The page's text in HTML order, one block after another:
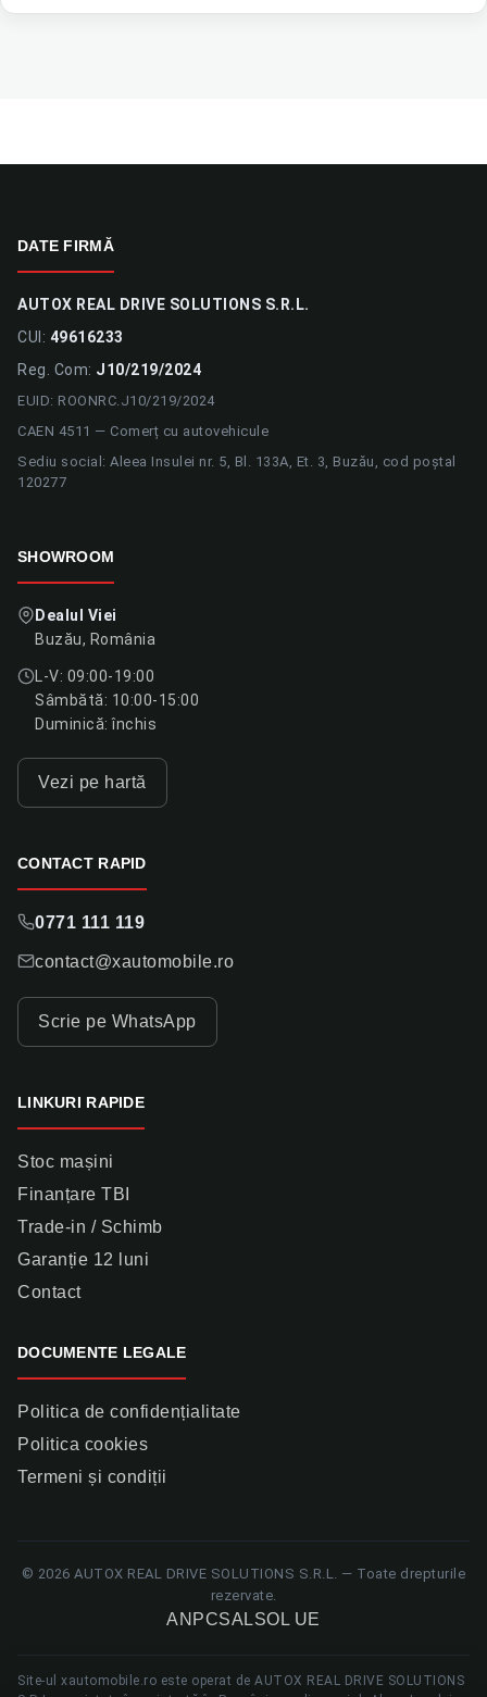
DATE FIRMĂ
AUTOX REAL DRIVE SOLUTIONS S.R.L.
CUI: 49616233
Reg. Com: J10/219/2024
EUID: ROONRC.J10/219/2024
CAEN 4511 — Comerț cu autovehicule
Sediu social: Aleea Insulei nr. 5, Bl. 133A, Et. 3, Buzău, cod poștal
120277
SHOWROOM
Dealul Viei
Buzău, România
L-V: 09:00-19:00
Sâmbătă: 10:00-15:00
Duminică: închis
Vezi pe hartă
CONTACT RAPID
0771 111 119
contact@xautomobile.ro
Scrie pe WhatsApp
LINKURI RAPIDE
Stoc mașini
Finanțare TBI
Trade-in / Schimb
Garanție 12 luni
Contact
DOCUMENTE LEGALE
Politica de confidențialitate
Politica cookies
Termeni și condiții
© 2026 AUTOX REAL DRIVE SOLUTIONS S.R.L. — Toate drepturile
rezervate.
ANPCSALSOL UE
Site-ul xautomobile.ro este operat de AUTOX REAL DRIVE SOLUTIONS